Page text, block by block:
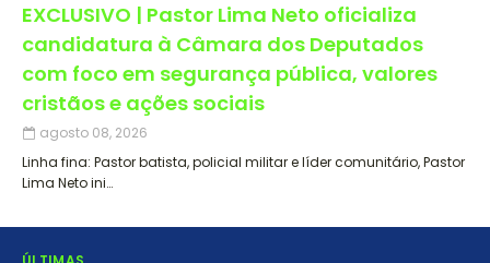
EXCLUSIVO | Pastor Lima Neto oficializa
candidatura à Câmara dos Deputados
com foco em segurança pública, valores
cristãos e ações sociais
agosto 08, 2026
Linha fina: Pastor batista, policial militar e líder comunitário, Pastor
Lima Neto ini…